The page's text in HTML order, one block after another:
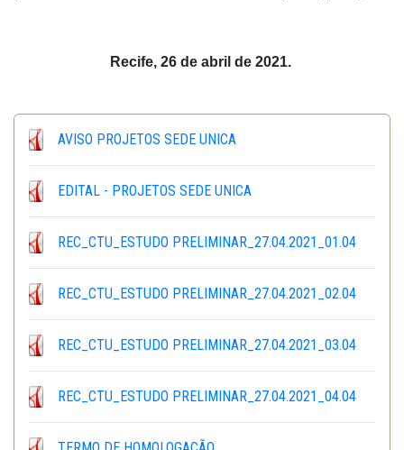
Recife, 26 de abril de 2021.
AVISO PROJETOS SEDE UNICA
EDITAL - PROJETOS SEDE UNICA
REC_CTU_ESTUDO PRELIMINAR_27.04.2021_01.04
REC_CTU_ESTUDO PRELIMINAR_27.04.2021_02.04
REC_CTU_ESTUDO PRELIMINAR_27.04.2021_03.04
REC_CTU_ESTUDO PRELIMINAR_27.04.2021_04.04